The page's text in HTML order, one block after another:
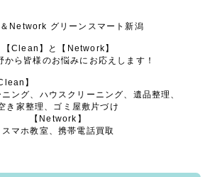
Network グリーンスマート新潟
【Clean】と【Network】
から皆様のお悩みにお応えします！
Clean】
ング、ハウスクリーニング、遺品整理、
き家整理、ゴミ屋敷片づけ
【Network】
スマホ教室、携帯電話買取